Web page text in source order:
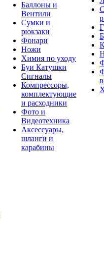
Баллоны и
Вентили
Сумки и
рюкзаки
Фонари
Ножи
Химия по уходу
Буи Катушки
Сигналы
Компрессоры,
комплектующие
и расходники
Фото и
Видеотехника
Аксессуары,
шланги и
карабины